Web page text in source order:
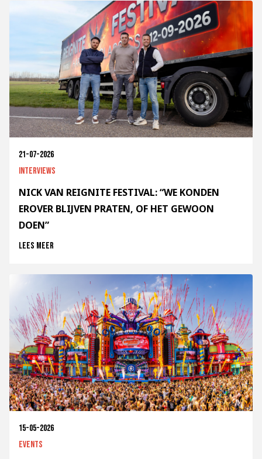
21-07-2026
Interviews
NICK VAN REIGNITE FESTIVAL: “WE KONDEN
EROVER BLIJVEN PRATEN, OF HET GEWOON
DOEN”
Lees meer
15-05-2026
Events